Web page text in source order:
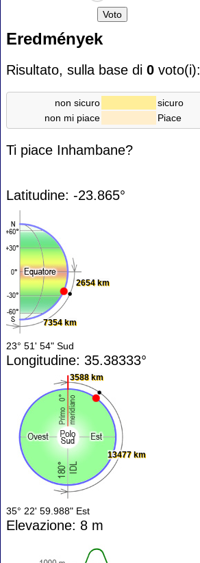
Eredmények
Risultato, sulla base di 0 voto(i):
non sicuro
sicuro
non mi piace
Piace
Ti piace Inhambane?
Latitudine: -23.865°
7354 km
2654 km
23° 51' 54" Sud
Longitudine: 35.38333°
3588 km
13477 km
35° 22' 59.988" Est
Elevazione: 8 m